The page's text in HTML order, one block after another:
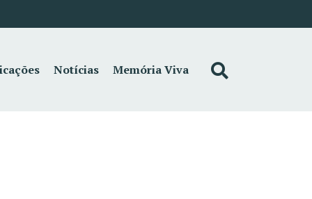
Notícias Memória Viva